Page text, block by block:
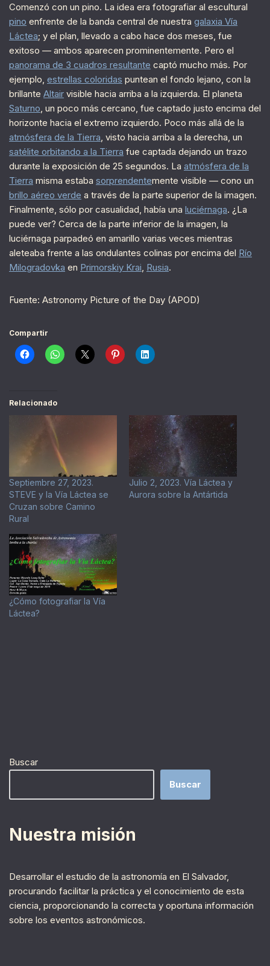
Comenzó con un pino. La idea era fotografiar al escultural
pino enfrente de la banda central de nuestra galaxia Vía
Láctea; y el plan, llevado a cabo hace dos meses, fue
exitoso — ambos aparecen prominentemente. Pero el
panorama de 3 cuadros resultante captó mucho más. Por
ejemplo, estrellas coloridas puntean el fondo lejano, con la
brillante Altair visible hacia arriba a la izquierda. El planeta
Saturno , un poco más cercano, fue captado justo encima del
horizonte hacia el extremo izquierdo. Poco más allá de la
atmósfera de la Tierra , visto hacia arriba a la derecha, un
satélite orbitando a la Tierra fue captada dejando un trazo
durante la exposición de 25 segundos. La atmósfera de la
Tierra misma estaba sorprendentemente visible — cono un
brillo aéreo verde a través de la parte superior de la imagen.
Finalmente, sólo por casualidad, había una luciérnaga. ¿La
puede ver? Cerca de la parte inferior de la imagen, la
luciérnaga parpadeó en amarillo varias veces mientras
aleteaba frente a las ondulantes colinas por encima del Río
Milogradovka en Primorskiy Krai Rusia.
Fuente: Astronomy Picture of the Day (APOD)
Compartir
Relacionado
Septiembre 27, 2023.
STEVE y la Vía Láctea se
Cruzan sobre Camino
Rural
Julio 2, 2023. Vía Láctea y
Aurora sobre la Antártida
¿Cómo fotografiar la Vía
Láctea?
Buscar
Buscar
Nuestra misión
Desarrollar el estudio de la astronomía en El Salvador,
procurando facilitar la práctica y el conocimiento de esta
ciencia, proporcionando la correcta y oportuna información
sobre los eventos astronómicos.